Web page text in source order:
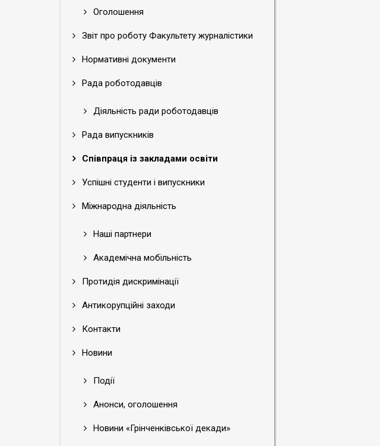
Оголошення
Звіт про роботу Факультету журналістики
Нормативні документи
Рада роботодавців
Діяльність ради роботодавців
Рада випускників
Співпраця із закладами освіти
Успішні студенти і випускники
Міжнародна діяльність
Наші партнери
Академічна мобільність
Протидія дискримінації
Антикорупційні заходи
Контакти
Новини
Події
Анонси, оголошення
Новини «Грінченківської декади»